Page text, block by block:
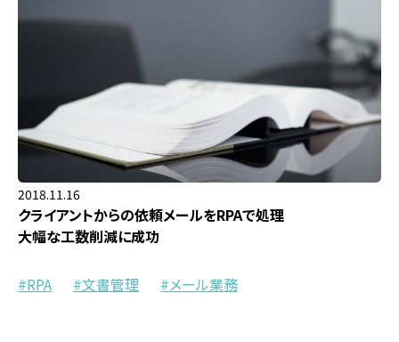
2018.11.16
クライアントからの依頼メールをRPAで処理
大幅な工数削減に成功
RPA 文書管理 メール業務